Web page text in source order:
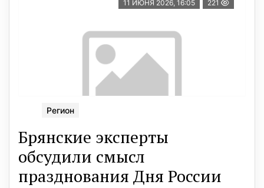
11 ИЮНЯ 2026, 16:05 221
Регион
Брянские эксперты
обсудили смысл
празднования Дня России